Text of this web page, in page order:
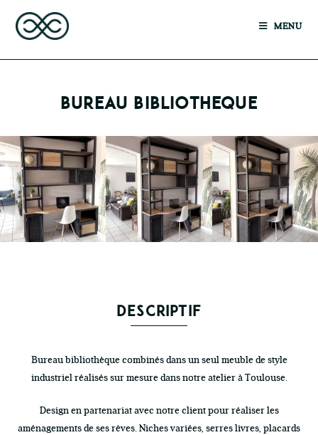
MENU
BUREAU BIBLIOTHEQUE
DESCRIPTIF
Bureau bibliothèque combinés dans un seul meuble de style
industriel réalisés sur mesure dans notre atelier à Toulouse.
Design en partenariat avec notre client pour réaliser les
aménagements de ses rêves. Niches variées, serres livres, placards